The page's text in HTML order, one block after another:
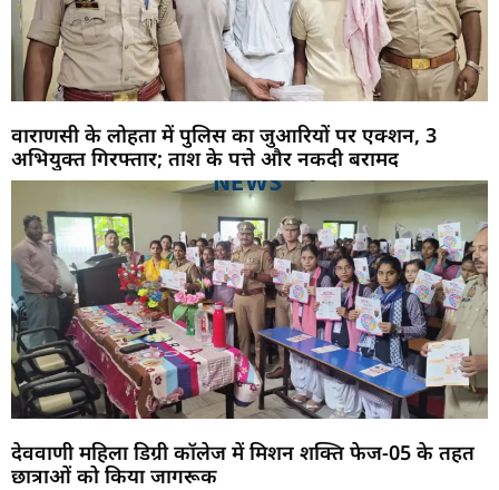
वाराणसी के लोहता में पुलिस का जुआरियों पर एक्शन, 3
अभियुक्त गिरफ्तार; ताश के पत्ते और नकदी बरामद
देववाणी महिला डिग्री कॉलेज में मिशन शक्ति फेज-05 के तहत
छात्राओं को किया जागरूक